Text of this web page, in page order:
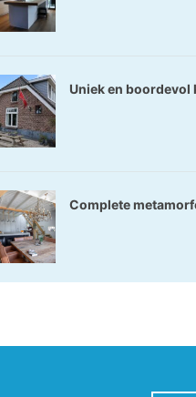
Uniek en boordevol
Complete